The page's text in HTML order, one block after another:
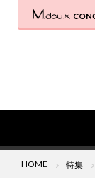
HOME 特集